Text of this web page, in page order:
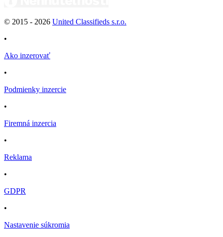
© 2015 - 2026 United Classifieds s.r.o.
•
Ako inzerovať
•
Podmienky inzercie
•
Firemná inzercia
•
Reklama
•
GDPR
•
Nastavenie súkromia